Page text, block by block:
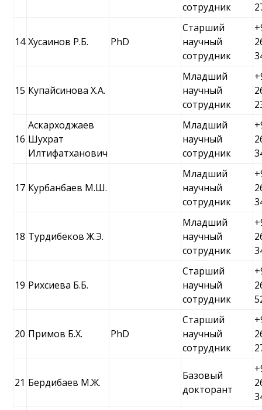
сотрудник
14 Хусаинов Р.Б. PhD
Старший
научный
сотрудник
15 Купайсинова Х.А.
Младший
научный
сотрудник
16
Аскарходжаев
Шухрат
Илтифатханович
Младший
научный
сотрудник
17 Курбанбаев М.Ш.
Младший
научный
сотрудник
18 Турдибеков Ж.Э.
Младший
научный
сотрудник
19 Рихсиева Б.Б.
Старший
научный
сотрудник
20 Примов Б.Х. PhD
Старший
научный
сотрудник
21 Бердибаев М.Ж.
Базовый
докторант